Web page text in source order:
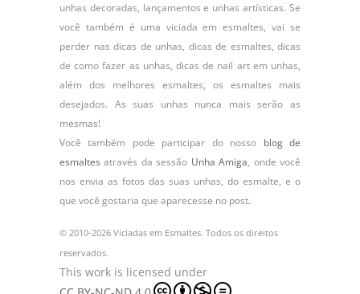
unhas decoradas, lançamentos e unhas artísticas. Se
você também é uma viciada em esmaltes, vai se
perder nas dicas de unhas, dicas de esmaltes, dicas
de como fazer as unhas, dicas de nail art em unhas,
além dos melhores esmaltes, os esmaltes mais
desejados. As suas unhas nunca mais serão as
mesmas!
Você também pode participar do nosso blog de
esmaltes através da sessão Unha Amiga, onde você
nos envia as fotos das suas unhas, do esmalte, e o
que você gostaria que aparecesse no post.
© 2010-2026 Viciadas em Esmaltes. Todos os direitos
reservados.
This work is licensed under